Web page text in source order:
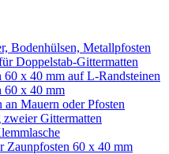
Bodenhülsen, Metallpfosten
Doppelstab-Gittermatten
x 40 mm auf L-Randsteinen
60 x 40 mm
an Mauern oder Pfosten
Gittermatten
Zaunpfosten 60 x 40 mm